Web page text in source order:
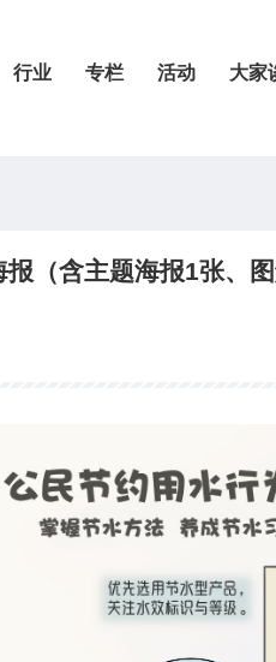
行业 专栏 活动 大家
（含主题海报1张、